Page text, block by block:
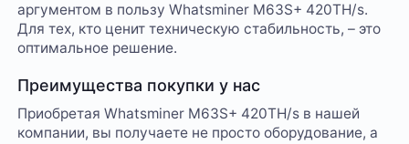
аргументом в пользу Whatsminer M63S+ 420TH/s.
Для тех, кто ценит техническую стабильность, – это
оптимальное решение.
Преимущества покупки у нас
Приобретая Whatsminer M63S+ 420TH/s в нашей
компании, вы получаете не просто оборудование, а